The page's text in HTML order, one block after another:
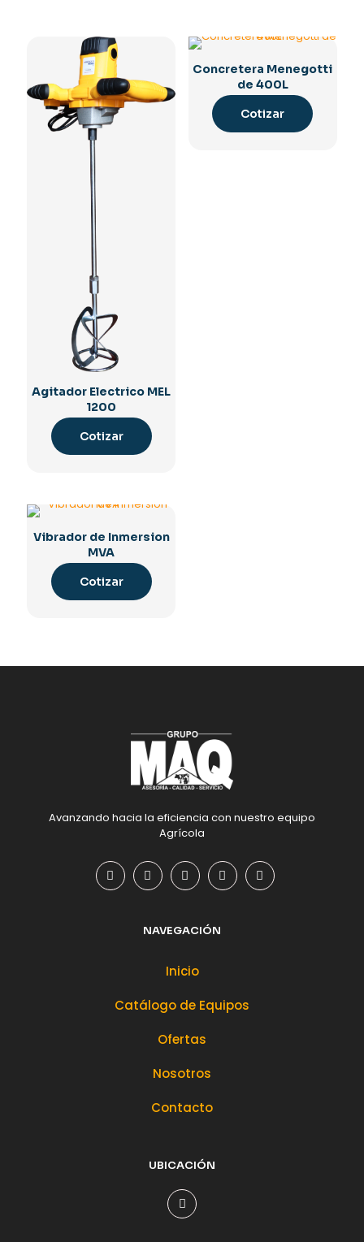
Agitador Electrico MEL
1200
Cotizar
Concretera Menegotti
de 400L
Cotizar
Vibrador de Inmersion
MVA
Cotizar
Avanzando hacia la eficiencia con nuestro equipo
Agrícola
NAVEGACIÓN
Inicio
Catálogo de Equipos
Ofertas
Nosotros
Contacto
UBICACIÓN